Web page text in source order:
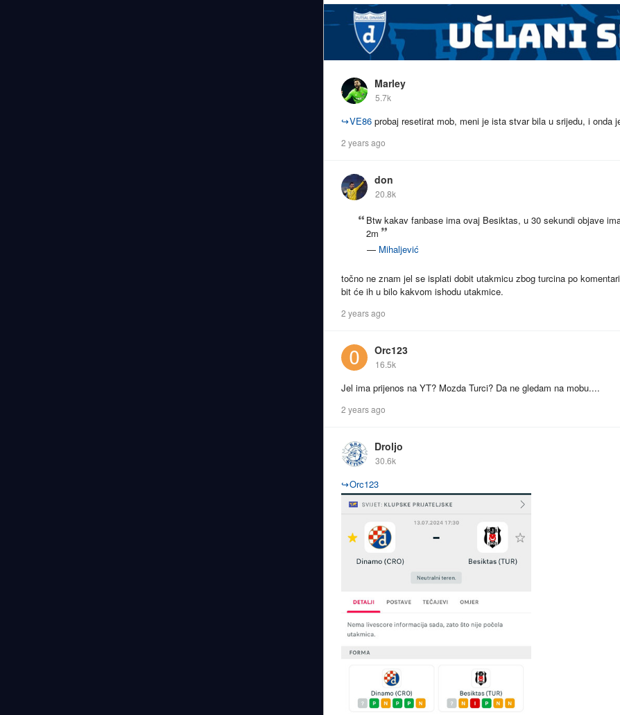
Marley
5.7k
↪VE86 probaj resetirat mob, meni je ista stvar bila u srijedu, i onda
2 years ago
don
20.8k
Btw kakav fanbase ima ovaj Besiktas, u 30 sekundi objave
2m
— Mihaljević
točno ne znam jel se isplati dobit utakmicu zbog turcina po
bit će ih u bilo kakvom ishodu utakmice.
2 years ago
Orc123
16.5k
Jel ima prijenos na YT? Mozda Turci? Da ne gledam na mobu....
2 years ago
Droljo
30.6k
↪Orc123